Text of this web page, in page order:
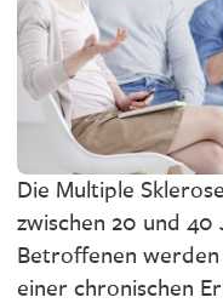
Die Multiple
zwischen 20 und 40
Betroffenen
einer chronischen